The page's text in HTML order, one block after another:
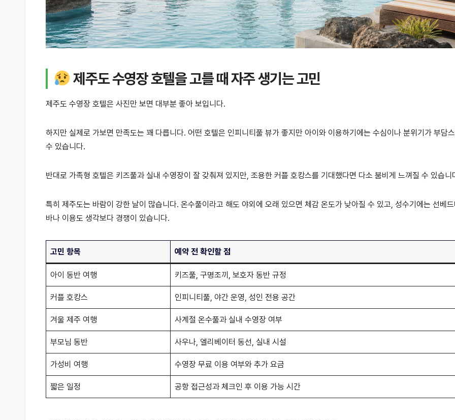
제주도 수영장 호텔을 고를 때 자주 생기는 고민
제주도 수영장 호텔은 사진만 보면 대부분 좋아 보입니다.
하지만 실제로 가보면 만족도는 꽤 다릅니다. 어떤 호텔은 인피니티풀 뷰가 좋지만 아이와 이용하기에는 수심이나 분위기가 부담
수 있습니다.
반대로 가족형 호텔은 키즈풀과 실내 수영장이 잘 갖춰져 있지만, 조용한 커플 호캉스를 기대했다면 다소 붐비게 느껴질 수 있습니
특히 제주도는 바람이 강한 날이 많습니다. 온수풀이라고 해도 야외에 오래 있으면 체감 온도가 낮아질 수 있고, 성수기에는 선베
바나 이용도 생각보다 경쟁이 있습니다.
고민 항목 예약 전 확인할 점
아이 동반 여행 키즈풀, 구명조끼, 보호자 동반 규정
커플 호캉스 인피니티풀, 야간 운영, 성인 전용 공간
겨울 제주 여행 사계절 온수풀과 실내 수영장 여부
부모님 동반 사우나, 엘리베이터 동선, 실내 시설
가성비 여행 수영장 무료 이용 여부와 추가 요금
짧은 일정 공항 접근성과 체크인 후 이용 가능 시간